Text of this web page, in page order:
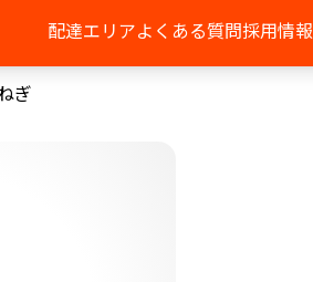
配達エリアよくある質問採用情報
ぎ